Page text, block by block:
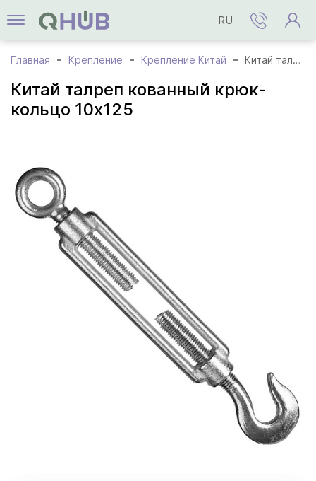
RU
Главная Крепление Крепление Китай Китай талреп кованный крюк-кольцо 10х125
Китай талреп кованный крюк-
кольцо 10х125